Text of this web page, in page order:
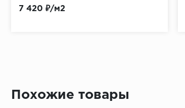
7 420 ₽/м2
Похожие товары